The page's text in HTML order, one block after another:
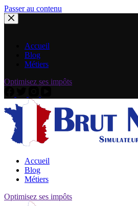
Passer au contenu
Accueil
Blog
Métiers
Optimisez ses impôts
Accueil
Blog
Métiers
Optimisez ses impôts